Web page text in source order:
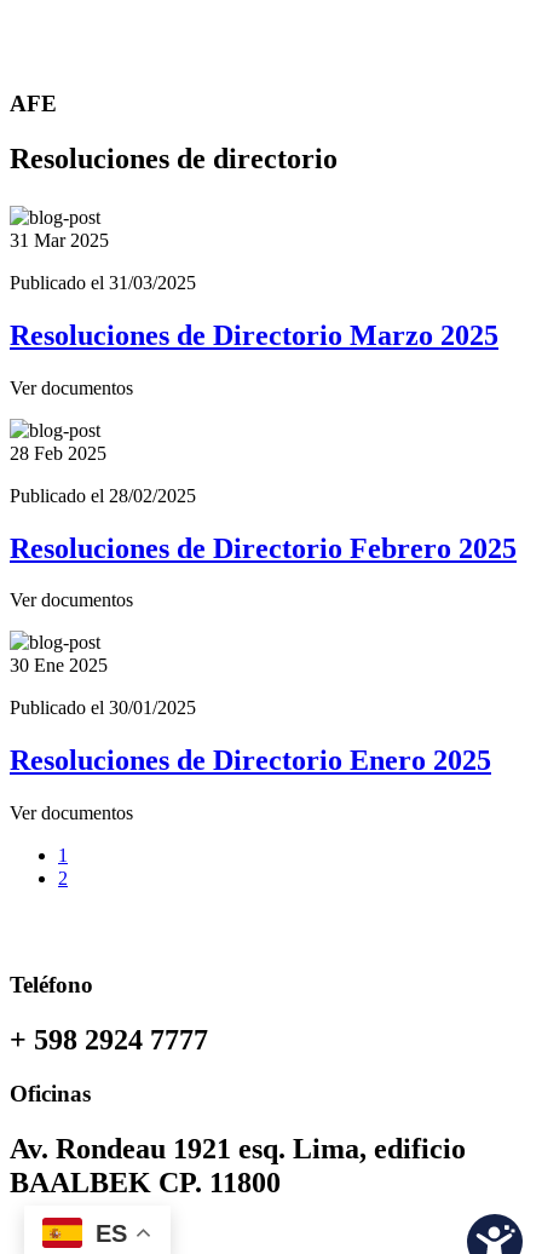
AFE
Resoluciones de directorio
31 Mar 2025
Publicado el 31/03/2025
Resoluciones de Directorio Marzo 2025
Ver documentos
28 Feb 2025
Publicado el 28/02/2025
Resoluciones de Directorio Febrero 2025
Ver documentos
30 Ene 2025
Publicado el 30/01/2025
Resoluciones de Directorio Enero 2025
Ver documentos
1
2
Teléfono
+ 598 2924 7777
Oficinas
Av. Rondeau 1921 esq. Lima, edificio
BAALBEK CP. 11800
AFE - ADMINISTRACIÓN DE FERROCARRILES DEL
ES